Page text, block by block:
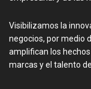
Visibilizamos la
negocios, por medio
amplifican los
marcas y el talento